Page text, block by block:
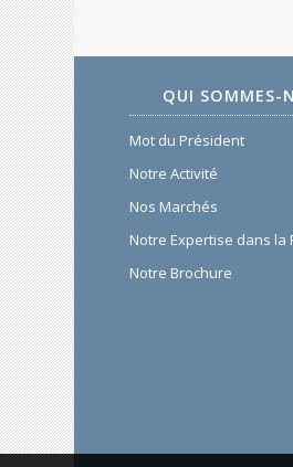
QUI SOMMES-
Mot du Président
Notre Activité
Nos Marchés
Notre Expertise dans la
Notre Brochure